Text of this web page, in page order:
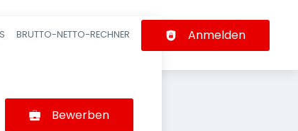
BRUTTO-NETTO-RECHNER Anmelden
Bewerben